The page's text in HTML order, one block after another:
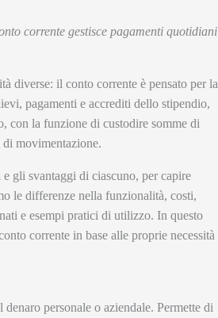
corrente gestisce pagamenti quotidiani
diverse: il conto corrente è pensato per la
pagamenti e accrediti dello stipendio,
con la funzione di custodire somme di
movimentazione.
gli svantaggi di ciascuno, per capire
le differenze nella funzionalità, costi,
e esempi pratici di utilizzo. In questo
corrente in base alle proprie necessità
personale o aziendale. Permette di